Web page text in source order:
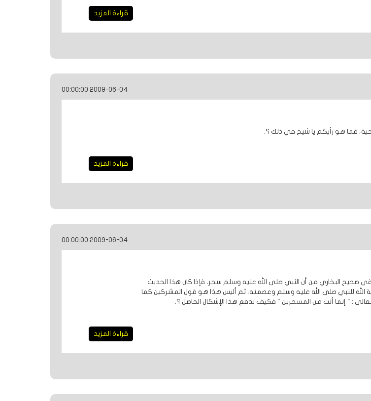
قراءة المزيد
2009-06-04 00:00:00
فما هو رأيكم يا شيخ في ذلك ؟.
قراءة المزيد
2009-06-04 00:00:00
صحيح البخاري من أن النبي صلى الله عليه وسلم سحر، فإذا كان هذا الحديث
الله للنبي صلى الله عليه وسلم وعصمته، ثم أليس هذا هو قول المشركين كما
: " إنما أنت من المسحرين " فكيف ندفع هذا الإشكال الحاصل ؟.
قراءة المزيد